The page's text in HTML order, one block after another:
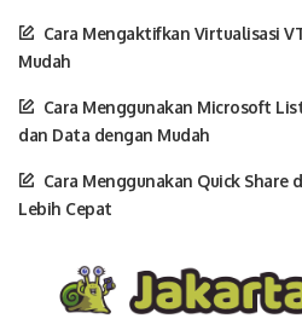
Cara Mengaktifkan Virtualisasi
Mudah
Cara Menggunakan Microsoft
dan Data dengan Mudah
Cara Menggunakan Quick
Lebih Cepat